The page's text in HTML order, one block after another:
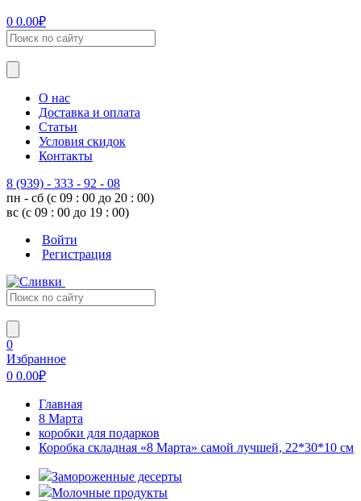
0 0.00₽
О нас
Доставка и оплата
Статьи
Условия скидок
Контакты
8 (939) - 333 - 92 - 08
пн - сб (с 09 : 00 до 20 : 00)
вс (с 09 : 00 до 19 : 00)
Войти
Регистрация
0
Избранное
0 0.00₽
Главная
8 Марта
коробки для подарков
Коробка складная «8 Марта» самой лучшей, 22*30*10 см
Замороженные десерты
Молочные продукты